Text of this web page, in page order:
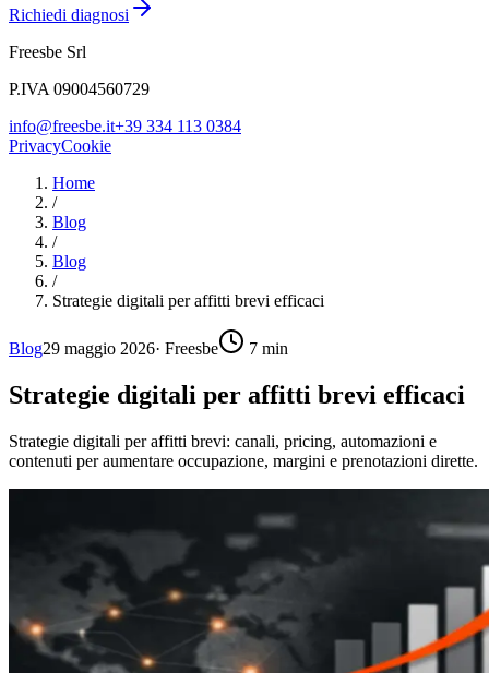
Richiedi diagnosi
Freesbe Srl
P.IVA 09004560729
info@freesbe.it+39 334 113 0384
PrivacyCookie
Home
/
Blog
/
Blog
/
Strategie digitali per affitti brevi efficaci
Blog29 maggio 2026· Freesbe 7 min
Strategie digitali per affitti brevi efficaci
Strategie digitali per affitti brevi: canali, pricing, automazioni e
contenuti per aumentare occupazione, margini e prenotazioni dirette.